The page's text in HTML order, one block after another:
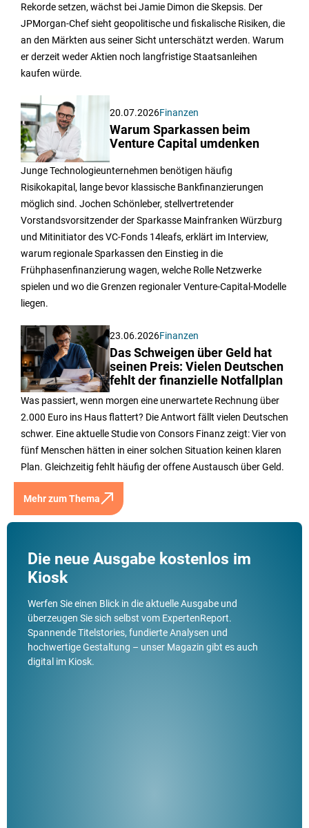
Rekorde setzen, wächst bei Jamie Dimon die Skepsis. Der
JPMorgan-Chef sieht geopolitische und fiskalische Risiken, die
an den Märkten aus seiner Sicht unterschätzt werden. Warum
er derzeit weder Aktien noch langfristige Staatsanleihen
kaufen würde.
20.07.2026Finanzen
Warum Sparkassen beim
Venture Capital umdenken
Junge Technologieunternehmen benötigen häufig
Risikokapital, lange bevor klassische Bankfinanzierungen
möglich sind. Jochen Schönleber, stellvertretender
Vorstandsvorsitzender der Sparkasse Mainfranken Würzburg
und Mitinitiator des VC-Fonds 14leafs, erklärt im Interview,
warum regionale Sparkassen den Einstieg in die
Frühphasenfinanzierung wagen, welche Rolle Netzwerke
spielen und wo die Grenzen regionaler Venture-Capital-Modelle
liegen.
23.06.2026Finanzen
Das Schweigen über Geld hat
seinen Preis: Vielen Deutschen
fehlt der finanzielle Notfallplan
Was passiert, wenn morgen eine unerwartete Rechnung über
2.000 Euro ins Haus flattert? Die Antwort fällt vielen Deutschen
schwer. Eine aktuelle Studie von Consors Finanz zeigt: Vier von
fünf Menschen hätten in einer solchen Situation keinen klaren
Plan. Gleichzeitig fehlt häufig der offene Austausch über Geld.
Mehr zum Thema
Die neue Ausgabe kostenlos im
Kiosk
Werfen Sie einen Blick in die aktuelle Ausgabe und
überzeugen Sie sich selbst vom ExpertenReport.
Spannende Titelstories, fundierte Analysen und
hochwertige Gestaltung – unser Magazin gibt es auch
digital im Kiosk.